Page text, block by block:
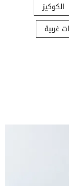
الكوكيز
غربية